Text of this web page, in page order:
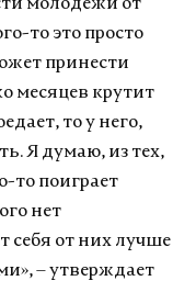
молодежи от
то это просто
принести
месяцев крутит
то у него,
Я думаю, из тех,
то поиграет
нет
себя от них лучше
– утверждает